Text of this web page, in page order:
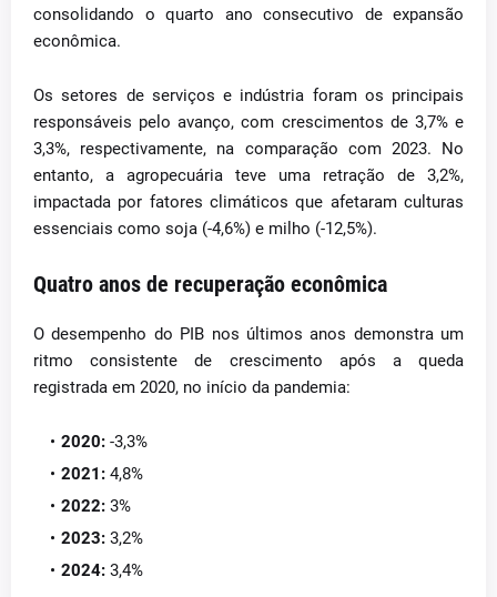
consolidando o quarto ano consecutivo de expansão
econômica.
Os setores de serviços e indústria foram os principais
responsáveis pelo avanço, com crescimentos de 3,7% e
3,3%, respectivamente, na comparação com 2023. No
entanto, a agropecuária teve uma retração de 3,2%,
impactada por fatores climáticos que afetaram culturas
essenciais como soja (-4,6%) e milho (-12,5%).
Quatro anos de recuperação econômica
O desempenho do PIB nos últimos anos demonstra um
ritmo consistente de crescimento após a queda
registrada em 2020, no início da pandemia:
2020: -3,3%
2021: 4,8%
2022: 3%
2023: 3,2%
2024: 3,4%